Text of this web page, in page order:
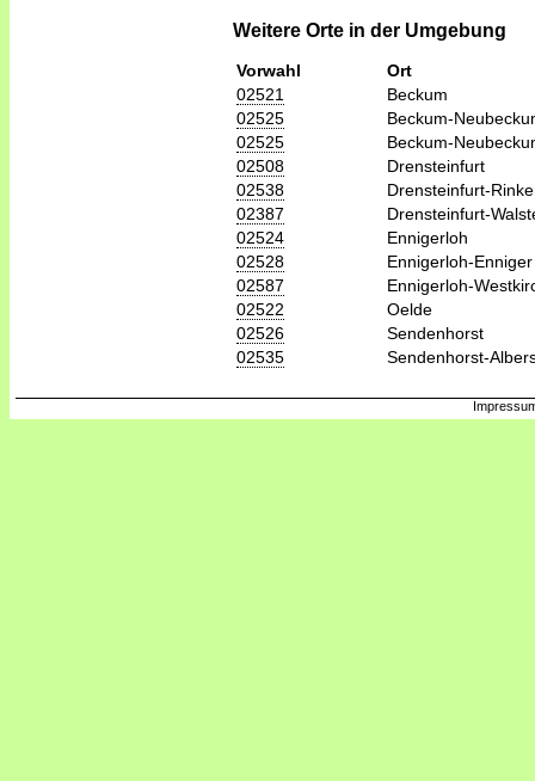
Weitere Orte in der Umgebung
Vorwahl
Ort
02521
Beckum
02525
Beckum-
02525
Beckum-
02508
Drensteinfurt
02538
Drensteinfurt-
02387
Drensteinfurt-
02524
Ennigerloh
02528
Ennigerloh-Enniger
02587
Ennigerloh-
02522
Oelde
02526
Sendenhorst
02535
Sendenhorst-